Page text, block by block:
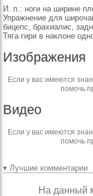
И. п.: ноги на ширине
Упражнение для
бицепс, брахиалис,
Тяга гири в наклоне
Изображения
Если у вас имеются
помочь
Видео
Если у вас имеются
помочь
▾ Лучшие комментарии
На данный